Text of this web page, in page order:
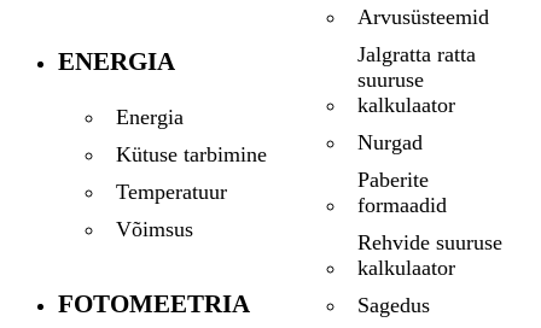
ENERGIA
Energia
Kütuse tarbimine
Temperatuur
Võimsus
FOTOMEETRIA
Arvusüsteemid
Jalgratta ratta
suuruse
kalkulaator
Nurgad
Paberite
formaadid
Rehvide suuruse
kalkulaator
Sagedus